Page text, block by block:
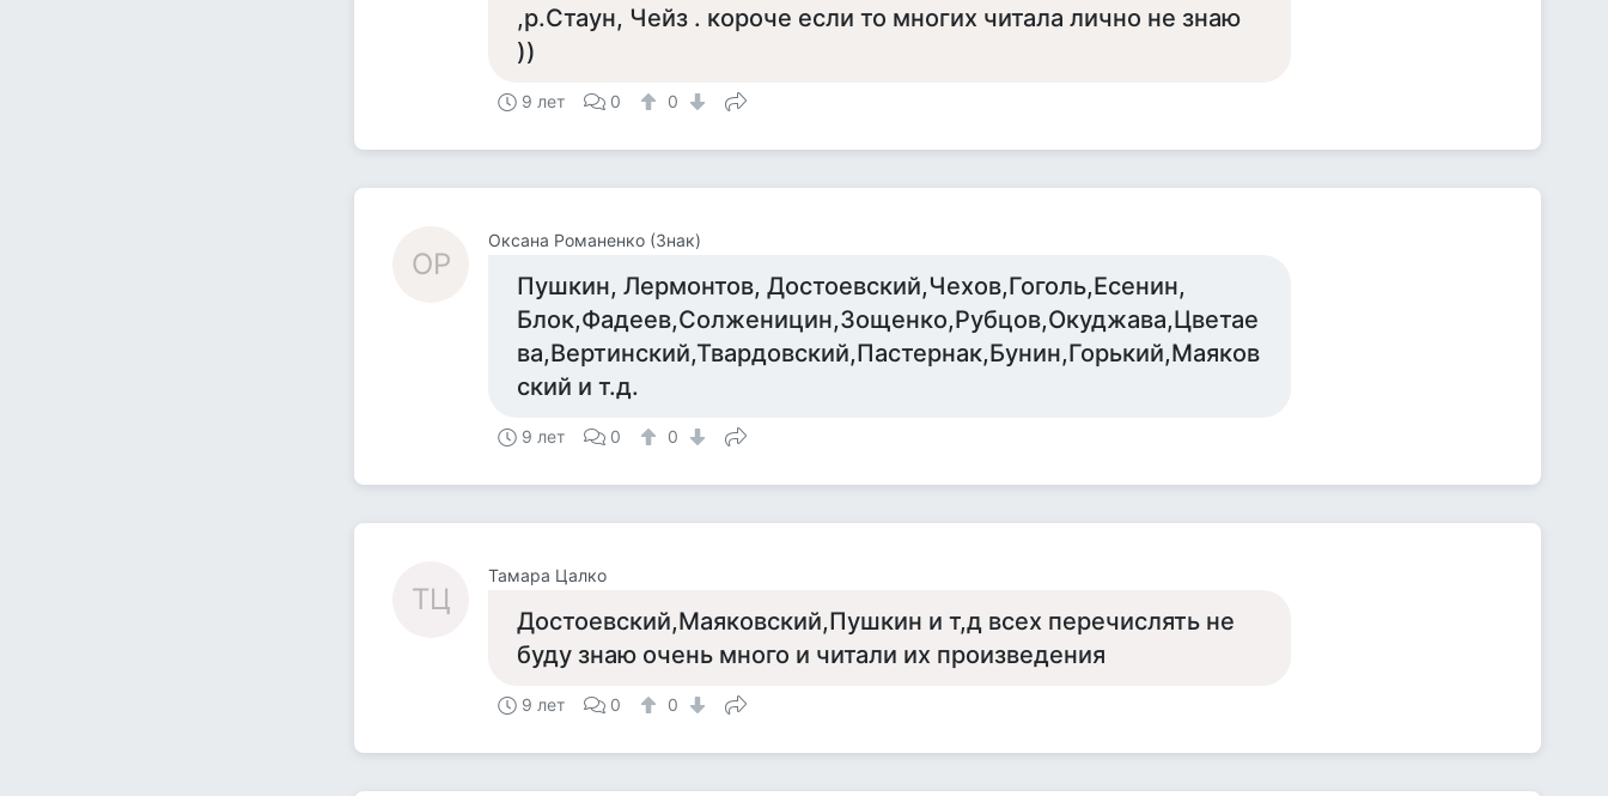
,р.Стаун, Чейз . короче если то многих читала лично не знаю
))
9 лет 0 0
ОР
Оксана Романенко (Знак)
Пушкин, Лермонтов, Достоевский,Чехов,Гоголь,Есенин,
Блок,Фадеев,Солженицин,Зощенко,Рубцов,Окуджава,Цветае
ва,Вертинский,Твардовский,Пастернак,Бунин,Горький,Маяков
ский и т.д.
9 лет 0 0
ТЦ
Тамара Цалко
Достоевский,Маяковский,Пушкин и т,д всех перечислять не
буду знаю очень много и читали их произведения
9 лет 0 0